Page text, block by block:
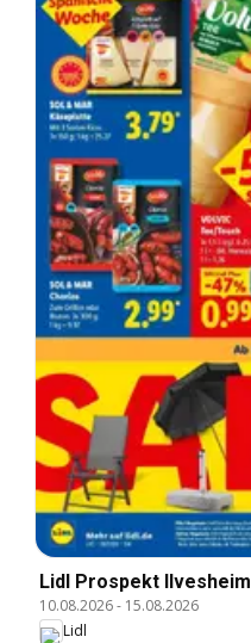
Lidl Prospekt Ilvesheim
10.08.2026- 15.08.2026
Lidl